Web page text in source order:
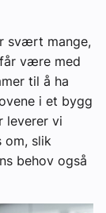
svært mange,
være med
til å ha
i et bygg
leverer vi
om, slik
behov også